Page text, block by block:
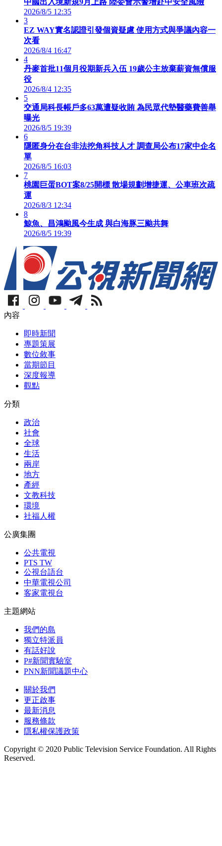
2026/8/5 12:35
3
EZ WAY實名認證引發個資疑慮 使用方式與爭議內容一
次看
2026/8/4 16:47
4
丹麥首批11個月役期新兵入伍 19歲公主放棄薪資無償服
役
2026/8/4 12:35
5
交通局科長帳戶多63萬遭疑收賄 為民眾代墊醫藥費善舉
曝光
2026/8/5 19:39
6
隱匿身分在台非法挖角科技人才 調查局公布17家中企名
單
2026/8/5 16:03
7
桃園巨蛋BOT案8/25開標 散場規劃增捷運、公車班次疏
運
2026/8/3 12:34
8
鯨魚、昌鴻颱風今生成 與白海豚三颱共舞
2026/8/5 19:39
內容
即時新聞
專題策展
數位敘事
當期節目
深度報導
觀點
分類
政治
社會
全球
生活
兩岸
地方
產經
文教科技
環境
社福人權
公廣集團
公共電視
PTS TW
公視台語台
中華電視公司
客家電視台
主題網站
我們的島
獨立特派員
有話好說
P#新聞實驗室
PNN新聞議題中心
關於我們
更正啟事
最新消息
服務條款
隱私權保護政策
Copyright © 2020 Public Television Service Foundation. All Rights
Reserved.